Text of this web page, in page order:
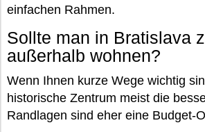
einfachen Rahmen.
Sollte man in Bratislava
außerhalb wohnen?
Wenn Ihnen kurze Wege wichtig
historische Zentrum meist die
Randlagen sind eher eine Budget-